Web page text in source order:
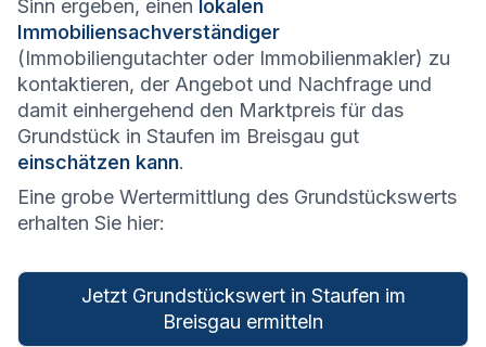
Sinn ergeben, einen lokalen
Immobiliensachverständiger
(Immobiliengutachter oder Immobilienmakler) zu
kontaktieren, der Angebot und Nachfrage und
damit einhergehend den Marktpreis für das
Grundstück in Staufen im Breisgau gut
einschätzen kann.
Eine grobe Wertermittlung des Grundstückswerts
erhalten Sie hier:
Jetzt Grundstückswert in Staufen im
Breisgau ermitteln